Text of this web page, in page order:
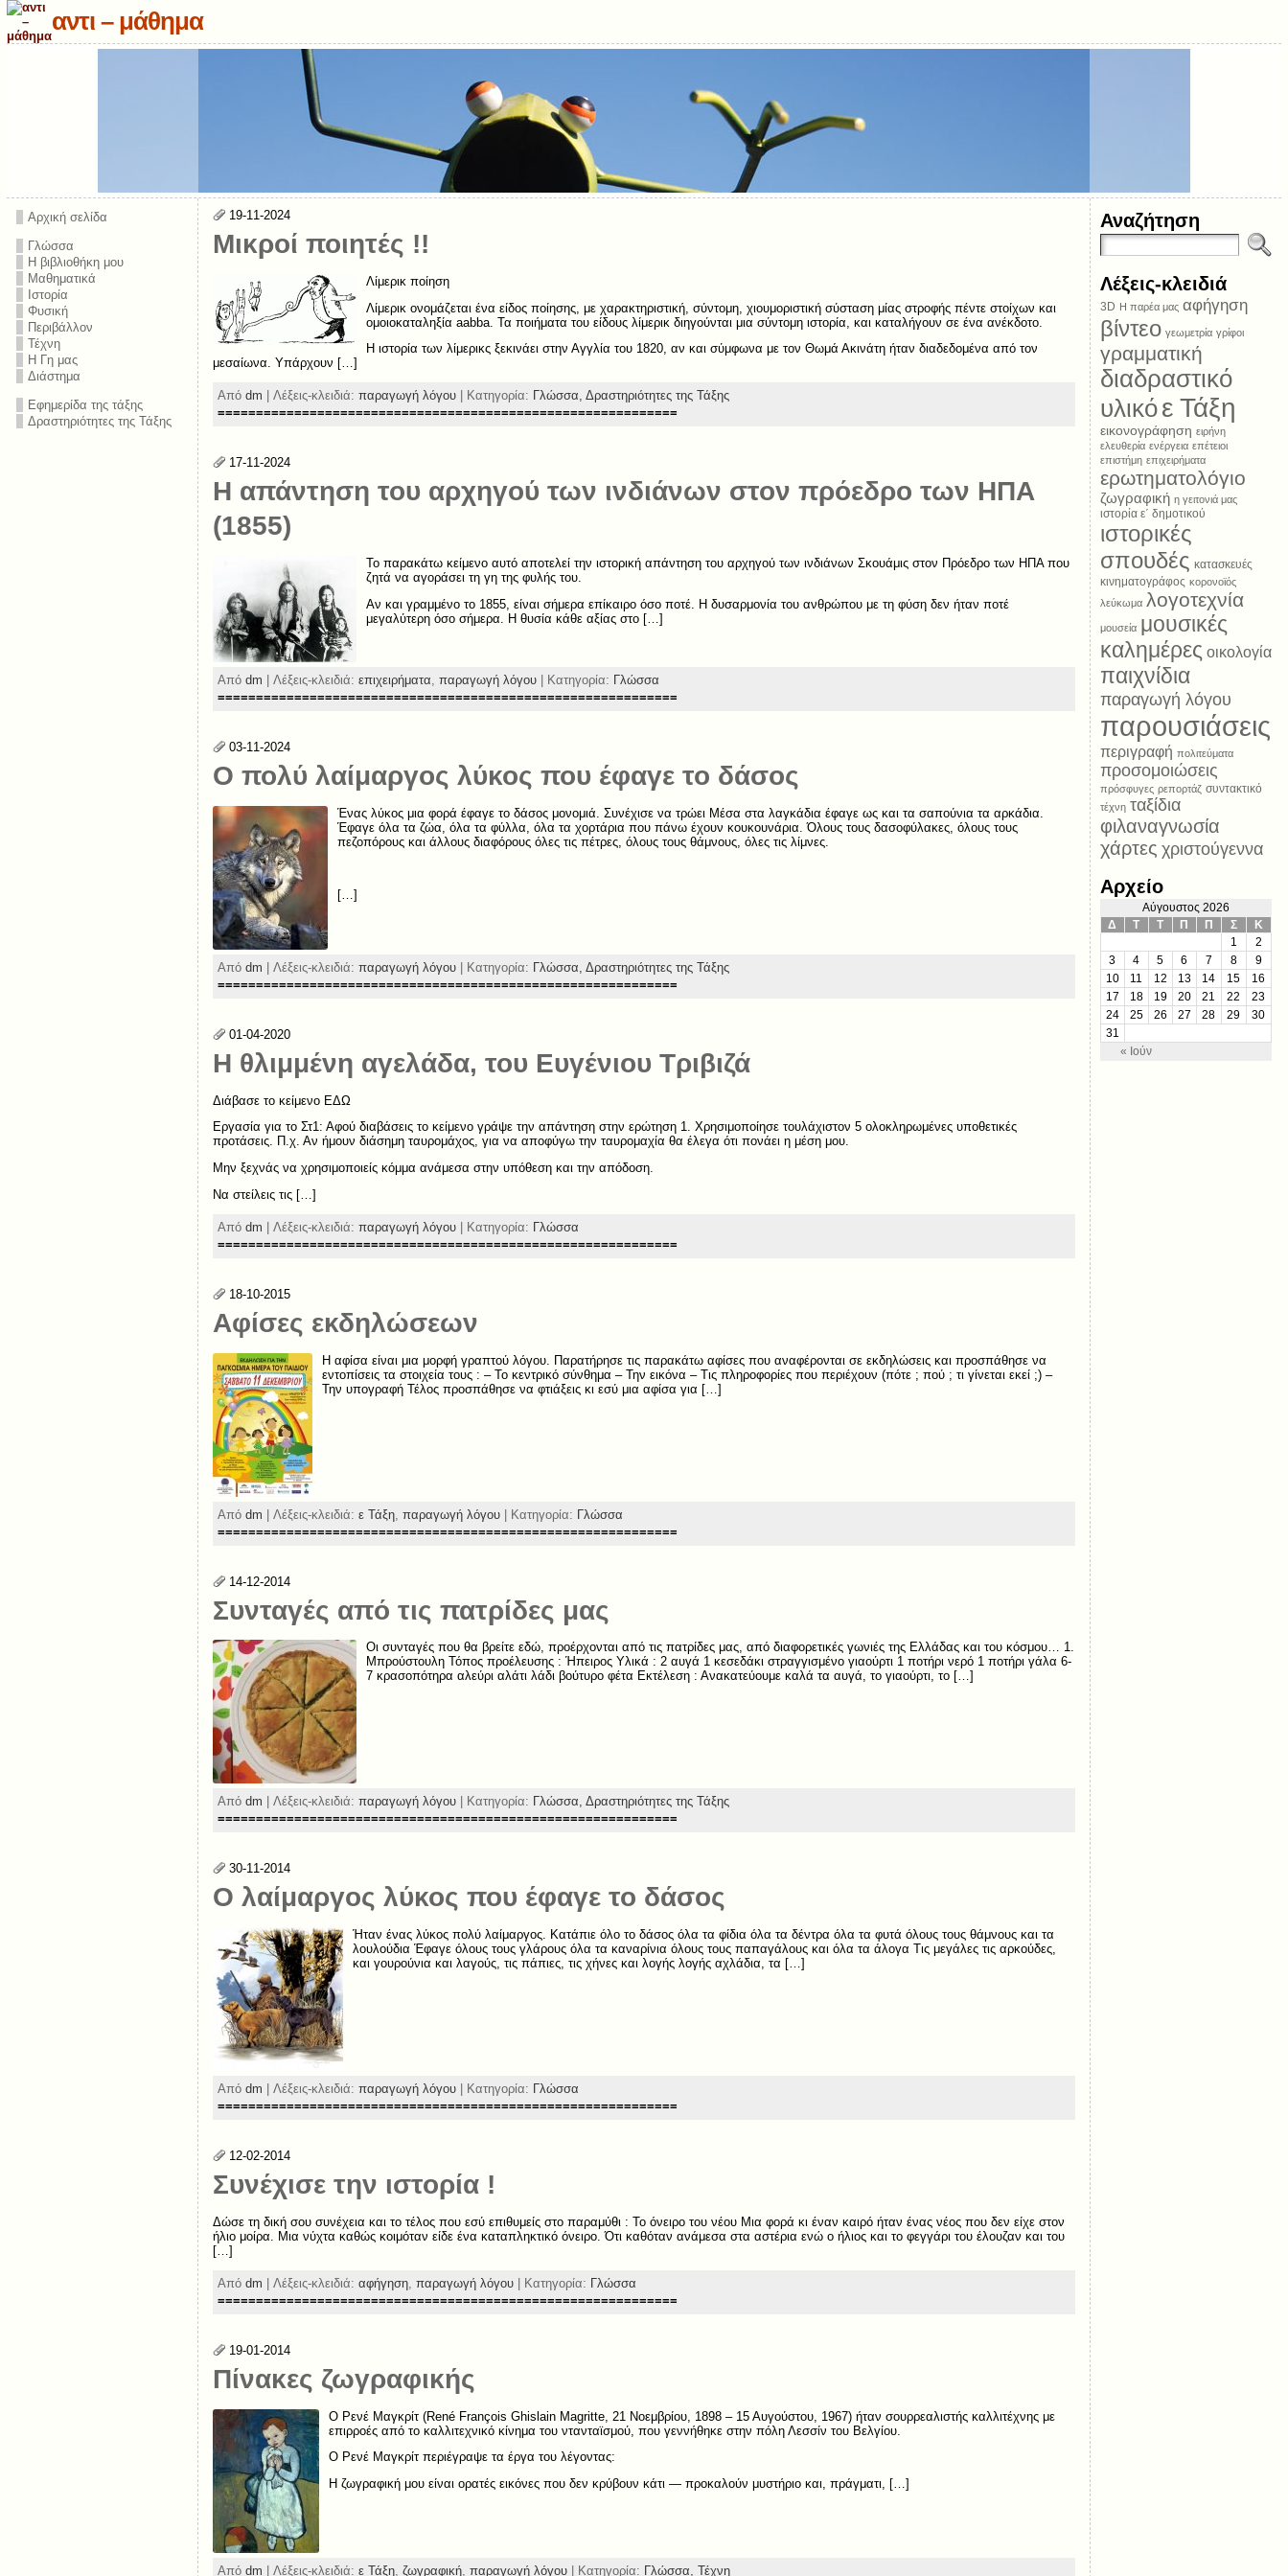
αντι – μάθημα
Αρχική σελίδα
Γλώσσα
Η βιβλιοθήκη μου
Μαθηματικά
Ιστορία
Φυσική
Περιβάλλον
Τέχνη
Η Γη μας
Διάστημα
Εφημερίδα της τάξης
Δραστηριότητες της Τάξης
19-11-2024
Μικροί ποιητές !!
Λίμερικ ποίηση
Λίμερικ ονομάζεται ένα είδος ποίησης, με χαρακτηριστική, σύντομη, χιουμοριστική σύσταση μίας στροφής πέντε στοίχων και
ομοιοκαταληξία aabba. Τα ποιήματα του είδους λίμερικ διηγούνται μια σύντομη ιστορία, και καταλήγουν σε ένα ανέκδοτο.
Η ιστορία των λίμερικς ξεκινάει στην Αγγλία του 1820, αν και σύμφωνα με τον Θωμά Ακινάτη ήταν διαδεδομένα από τον
μεσαίωνα. Υπάρχουν […]
Από dm | Λέξεις-κλειδιά: παραγωγή λόγου| Κατηγορία: Γλώσσα, Δραστηριότητες της Τάξης
============================================================
17-11-2024
Η απάντηση του αρχηγού των ινδιάνων στον πρόεδρο των ΗΠΑ
(1855)
Το παρακάτω κείμενο αυτό αποτελεί την ιστορική απάντηση του αρχηγού των ινδιάνων Σκουάμις στον Πρόεδρο των ΗΠΑ που
ζητά να αγοράσει τη γη της φυλής του.
Αν και γραμμένο το 1855, είναι σήμερα επίκαιρο όσο ποτέ. Η δυσαρμονία του ανθρώπου με τη φύση δεν ήταν ποτέ
μεγαλύτερη όσο σήμερα. Η θυσία κάθε αξίας στο […]
Από dm | Λέξεις-κλειδιά: επιχειρήματα παραγωγή λόγου| Κατηγορία: Γλώσσα
============================================================
03-11-2024
Ο πολύ λαίμαργος λύκος που έφαγε το δάσος
Ένας λύκος μια φορά έφαγε το δάσος μονομιά. Συνέχισε να τρώει Μέσα στα λαγκάδια έφαγε ως και τα σαπούνια τα αρκάδια.
Έφαγε όλα τα ζώα, όλα τα φύλλα, όλα τα χορτάρια που πάνω έχουν κουκουνάρια. Όλους τους δασοφύλακες, όλους τους
πεζοπόρους και άλλους διαφόρους όλες τις πέτρες, όλους τους θάμνους, όλες τις λίμνες.
[…]
Από dm | Λέξεις-κλειδιά: παραγωγή λόγου| Κατηγορία: Γλώσσα, Δραστηριότητες της Τάξης
============================================================
01-04-2020
Η θλιμμένη αγελάδα, του Ευγένιου Τριβιζά
Διάβασε το κείμενο ΕΔΩ
Εργασία για το Στ1: Αφού διαβάσεις το κείμενο γράψε την απάντηση στην ερώτηση 1. Χρησιμοποίησε τουλάχιστον 5 ολοκληρωμένες υποθετικές
προτάσεις. Π.χ. Αν ήμουν διάσημη ταυρομάχος, για να αποφύγω την ταυρομαχία θα έλεγα ότι πονάει η μέση μου.
Μην ξεχνάς να χρησιμοποιείς κόμμα ανάμεσα στην υπόθεση και την απόδοση.
Να στείλεις τις […]
Από dm | Λέξεις-κλειδιά: παραγωγή λόγου| Κατηγορία: Γλώσσα
============================================================
18-10-2015
Αφίσες εκδηλώσεων
Η αφίσα είναι μια μορφή γραπτού λόγου. Παρατήρησε τις παρακάτω αφίσες που αναφέρονται σε εκδηλώσεις και προσπάθησε να
εντοπίσεις τα στοιχεία τους : – Το κεντρικό σύνθημα – Την εικόνα – Τις πληροφορίες που περιέχουν (πότε ; πού ; τι γίνεται εκεί ;) –
Την υπογραφή Τέλος προσπάθησε να φτιάξεις κι εσύ μια αφίσα για […]
Από dm | Λέξεις-κλειδιά: ε Τάξη, παραγωγή λόγου| Κατηγορία: Γλώσσα
============================================================
14-12-2014
Συνταγές από τις πατρίδες μας
Οι συνταγές που θα βρείτε εδώ, προέρχονται από τις πατρίδες μας, από διαφορετικές γωνιές της Ελλάδας και του κόσμου… 1.
Μπρούστουλη Τόπος προέλευσης : Ήπειρος Υλικά : 2 αυγά 1 κεσεδάκι στραγγισμένο γιαούρτι 1 ποτήρι νερό 1 ποτήρι γάλα 6-
7 κρασοπότηρα αλεύρι αλάτι λάδι βούτυρο φέτα Εκτέλεση : Ανακατεύουμε καλά τα αυγά, το γιαούρτι, το […]
Από dm | Λέξεις-κλειδιά: παραγωγή λόγου| Κατηγορία: Γλώσσα, Δραστηριότητες της Τάξης
============================================================
30-11-2014
Ο λαίμαργος λύκος που έφαγε το δάσος
Ήταν ένας λύκος πολύ λαίμαργος. Κατάπιε όλο το δάσος όλα τα φίδια όλα τα δέντρα όλα τα φυτά όλους τους θάμνους και τα
λουλούδια Έφαγε όλους τους γλάρους όλα τα καναρίνια όλους τους παπαγάλους και όλα τα άλογα Τις μεγάλες τις αρκούδες,
και γουρούνια και λαγούς, τις πάπιες, τις χήνες και λογής λογής αχλάδια, τα […]
Από dm | Λέξεις-κλειδιά: παραγωγή λόγου| Κατηγορία: Γλώσσα
============================================================
12-02-2014
Συνέχισε την ιστορία !
Δώσε τη δική σου συνέχεια και το τέλος που εσύ επιθυμείς στο παραμύθι : Το όνειρο του νέου Μια φορά κι έναν καιρό ήταν ένας νέος που δεν είχε στον
ήλιο μοίρα. Μια νύχτα καθώς κοιμόταν είδε ένα καταπληκτικό όνειρο. Ότι καθόταν ανάμεσα στα αστέρια ενώ ο ήλιος και το φεγγάρι του έλουζαν και του
[…]
Από dm | Λέξεις-κλειδιά: αφήγηση, παραγωγή λόγου| Κατηγορία: Γλώσσα
============================================================
19-01-2014
Πίνακες ζωγραφικής
Ο Ρενέ Μαγκρίτ (René François Ghislain Magritte, 21 Νοεμβρίου, 1898 – 15 Αυγούστου, 1967) ήταν σουρρεαλιστής καλλιτέχνης με
επιρροές από το καλλιτεχνικό κίνημα του ντανταϊσμού, που γεννήθηκε στην πόλη Λεσσίν του Βελγίου.
Ο Ρενέ Μαγκρίτ περιέγραψε τα έργα του λέγοντας:
Η ζωγραφική μου είναι ορατές εικόνες που δεν κρύβουν κάτι — προκαλούν μυστήριο και, πράγματι, […]
Από dm | Λέξεις-κλειδιά: ε Τάξη, ζωγραφική, παραγωγή λόγου| Κατηγορία: Γλώσσα, Τέχνη
Αναζήτηση
Λέξεις-κλειδιά
3D Η παρέα μας αφήγηση
βίντεο γεωμετρία γρίφοι
γραμματική
διαδραστικό
υλικόε Τάξη
εικονογράφηση ειρήνη
ελευθερία ενέργεια επέτειοι
επιστήμη επιχειρήματα
ερωτηματολόγιο
ζωγραφική η γειτονιά μας
ιστορία ε΄ δημοτικού
ιστορικές
σπουδές κατασκευές
κινηματογράφος κορονοϊός
λεύκωμα λογοτεχνία
μουσεία μουσικές
καλημέρες οικολογία
παιχνίδια
παραγωγή λόγου
παρουσιάσεις
περιγραφή πολιτεύματα
προσομοιώσεις
πρόσφυγες ρεπορτάζ συντακτικό
τέχνη ταξίδια
φιλαναγνωσία
χάρτες χριστούγεννα
Αρχείο
Αύγουστος 2026
Δ
Τ Τ Π Π Σ Κ
« Ιούν
1
2
3
4 5 6 7 8
9
10
11 12 13 14 15
16
17
18 19 20 21 22
23
24
25 26 27 28 29
30
31